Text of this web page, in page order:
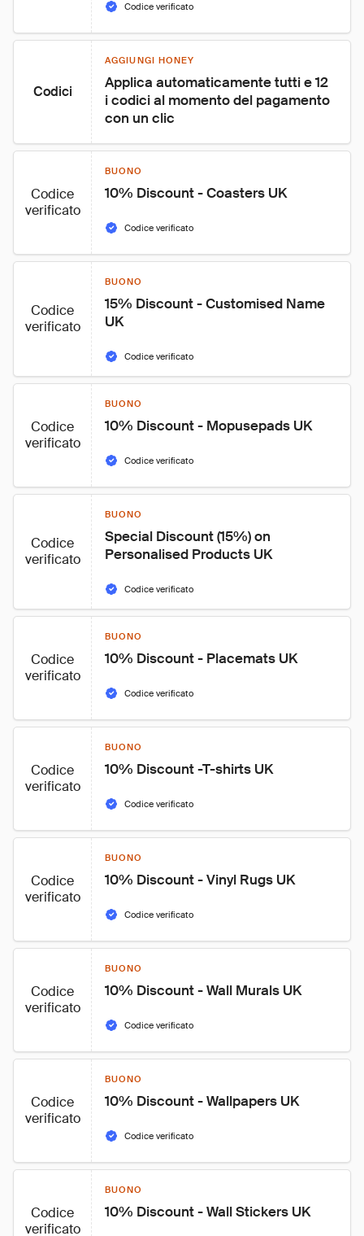
Codice verificato
Codici
AGGIUNGI HONEY
Applica automaticamente tutti e 12
i codici al momento del pagamento
con un clic
Codice
verificato
BUONO
10% Discount - Coasters UK
Codice verificato
Codice
verificato
BUONO
15% Discount - Customised Name
UK
Codice verificato
Codice
verificato
BUONO
10% Discount - Mopusepads UK
Codice verificato
Codice
verificato
BUONO
Special Discount (15%) on
Personalised Products UK
Codice verificato
Codice
verificato
BUONO
10% Discount - Placemats UK
Codice verificato
Codice
verificato
BUONO
10% Discount -T-shirts UK
Codice verificato
Codice
verificato
BUONO
10% Discount - Vinyl Rugs UK
Codice verificato
Codice
verificato
BUONO
10% Discount - Wall Murals UK
Codice verificato
Codice
verificato
BUONO
10% Discount - Wallpapers UK
Codice verificato
Codice
verificato
BUONO
10% Discount - Wall Stickers UK